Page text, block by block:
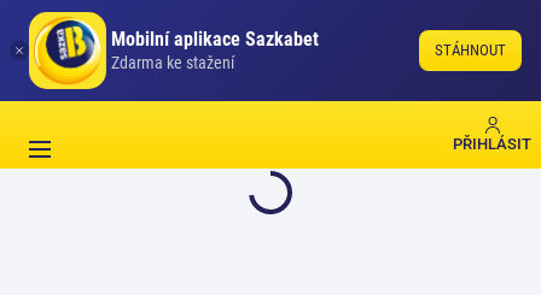
Mobilní aplikace Sazkabet
Zdarma ke stažení
STÁHNOUT
PŘIHLÁSIT